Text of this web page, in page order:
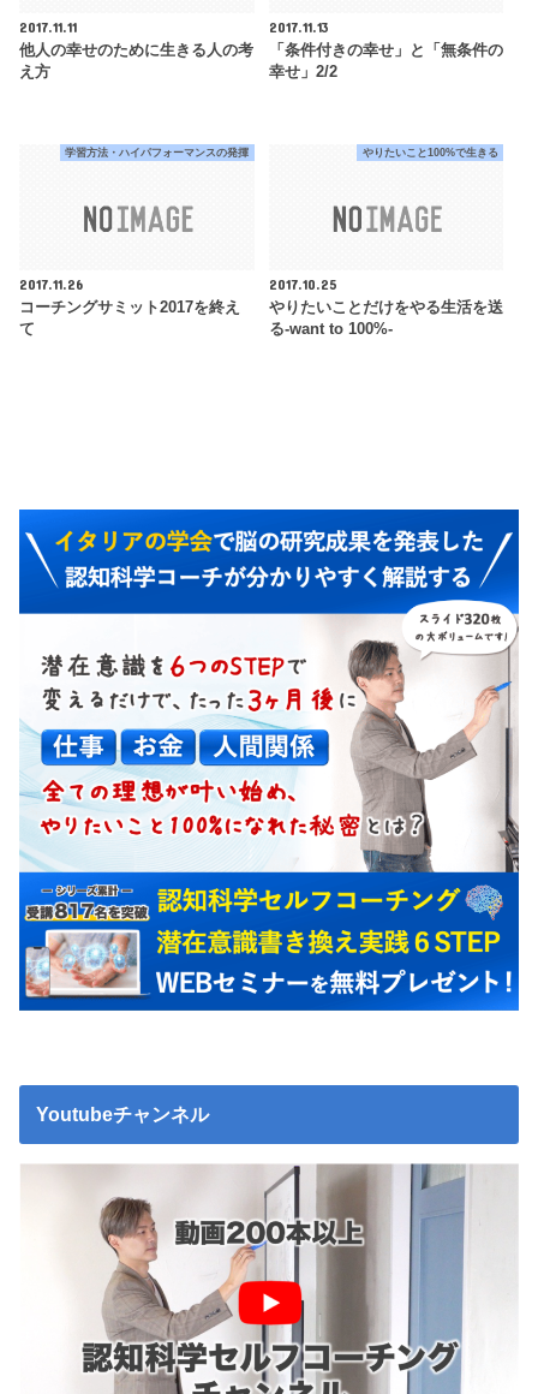
2017.11.11
他人の幸せのために生きる人の考
え方
2017.11.13
「条件付きの幸せ」と「無条件の
幸せ」2/2
学習方法・ハイパフォーマンスの発揮
2017.11.26
コーチングサミット2017を終え
て
やりたいこと100%で生きる
2017.10.25
やりたいことだけをやる生活を送
る-want to 100%-
Youtubeチャンネル